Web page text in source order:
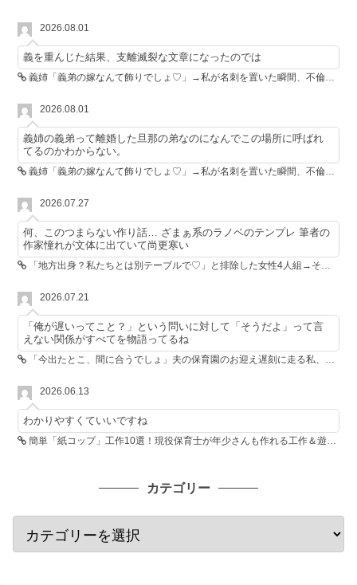
2026.08.01
義を重んじた結果、支離滅裂な文章になったのでは
義姉「義弟の嫁なんて飾りでしょ♡」→私が名刺を置いた瞬間、不倫相手が青ざめた
2026.08.01
義姉の義弟って離婚した旦那の弟なのになんでこの場所に呼ばれ
てるのかわからない。
義姉「義弟の嫁なんて飾りでしょ♡」→私が名刺を置いた瞬間、不倫相手が青ざめた
2026.07.27
何、このつまらない作り話… ざまぁ系のラノベのテンプレ 筆者の
作家憧れが文体に出ていて尚更寒い
「地方出身？私たちとは別テーブルで♡」と排除した女性4人組→その後4人が青ざめたワケ
2026.07.21
「俺が遅いってこと？」という問いに対して「そうだよ」って言
えない関係がすべてを物語ってるね
「今出たとこ、間に合うでしょ」夫の保育園のお迎え遅刻に走る私、位置情報共有で逆転しました
2026.06.13
わかりやすくていいですね
簡単「紙コップ」工作10選！現役保育士が年少さんも作れる工作＆遊び方を紹介
カテゴリー